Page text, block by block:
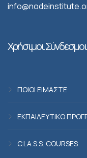
Χρήσιμοι Σύνδεσμοι
ΠΟΙΟΙ ΕΙΜΑΣΤΕ
ΕΚΠΑΙΔΕΥΤΙΚΟ
C.LA.S.S. COURSES